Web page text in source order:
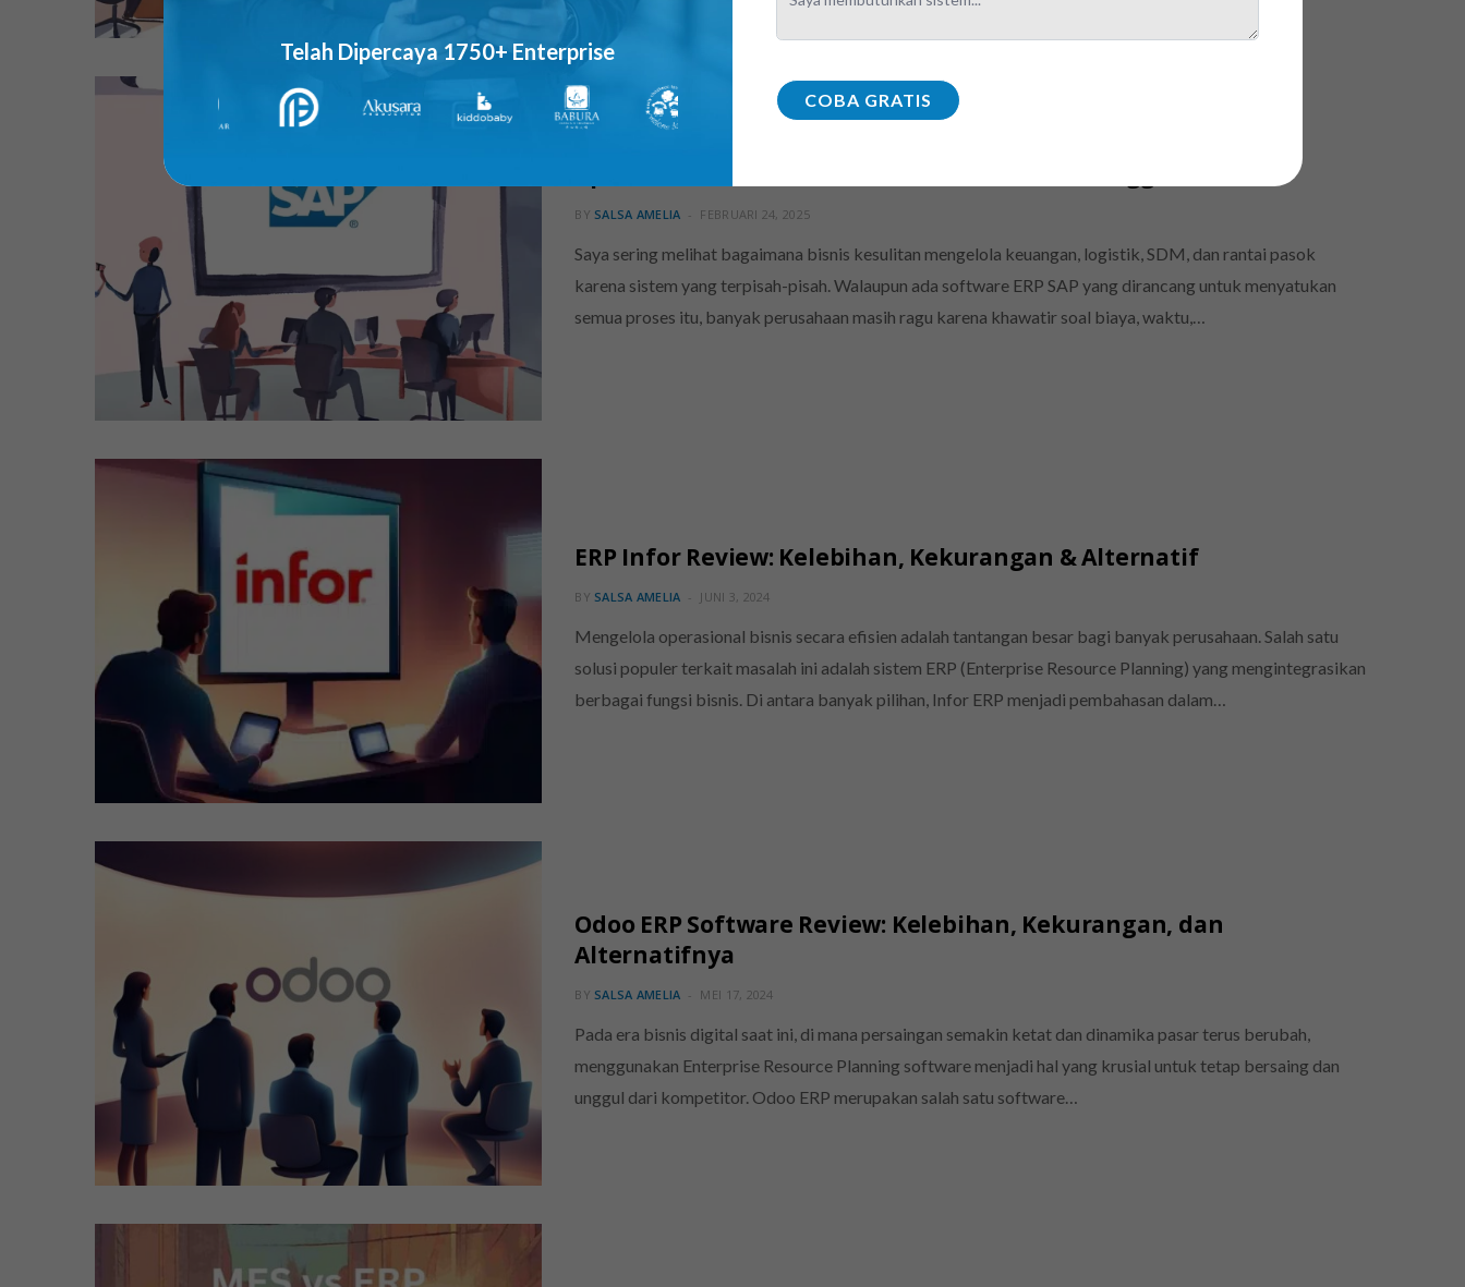
Telah Dipercaya 1750+ Enterprise
COBA GRATIS
BY SALSA AMELIA FEBRUARI 24, 2025
Saya sering melihat bagaimana bisnis kesulitan mengelola keuangan, logistik, SDM, dan rantai pasok
karena sistem yang terpisah-pisah. Walaupun ada software ERP SAP yang dirancang untuk menyatukan
semua proses itu, banyak perusahaan masih ragu karena khawatir soal biaya, waktu,…
ERP Infor Review: Kelebihan, Kekurangan & Alternatif
BY SALSA AMELIA JUNI 3, 2024
Mengelola operasional bisnis secara efisien adalah tantangan besar bagi banyak perusahaan. Salah satu
solusi populer terkait masalah ini adalah sistem ERP (Enterprise Resource Planning) yang mengintegrasikan
berbagai fungsi bisnis. Di antara banyak pilihan, Infor ERP menjadi pembahasan dalam…
Odoo ERP Software Review: Kelebihan, Kekurangan, dan
Alternatifnya
BY SALSA AMELIA MEI 17, 2024
Pada era bisnis digital saat ini, di mana persaingan semakin ketat dan dinamika pasar terus berubah,
menggunakan Enterprise Resource Planning software menjadi hal yang krusial untuk tetap bersaing dan
unggul dari kompetitor. Odoo ERP merupakan salah satu software…